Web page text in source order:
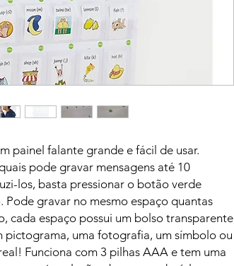
painel falante grande e fácil de usar.
pode gravar mensagens até 10
los, basta pressionar o botão verde
Pode gravar no mesmo espaço quantas
cada espaço possui um bolso transparente
pictograma, uma fotografia, um símbolo ou
Funciona com 3 pilhas AAA e tem uma